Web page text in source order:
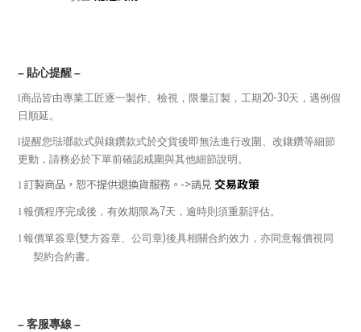
– 貼心提醒–
l商品皆由專業工匠逐一製作、檢視，限量訂製，工期20-30天，遇例假
日順延。
l提醒您琺瑯款式與鑲鑽款式於交貨後即無法進行改圍、改鑲鑽等細節
更動，請務必於下單前確認戒圍與其他細節說明。
l 訂製商品，恕不提供退換貨服務。 ->請見 交易政策
l 報價程序完成後，有效期限為7天，逾時則須重新評估。
l 報價單簽章(雙方簽章、公司章)後具相關合約效力，亦同意報價視同
契約合約書。
–客服專線–